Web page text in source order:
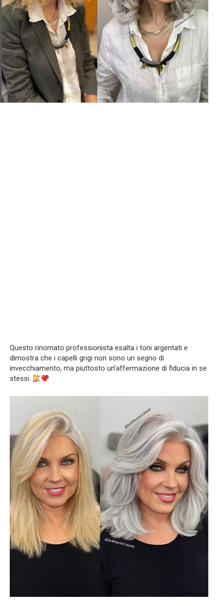
Questo rinomato professionista esalta i toni argentati e
dimostra che i capelli grigi non sono un segno di
invecchiamento, ma piuttosto un’affermazione di fiducia in se
stessi.